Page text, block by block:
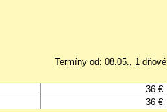
Termíny od: 08.05., 1 dňové
36 €
36 €